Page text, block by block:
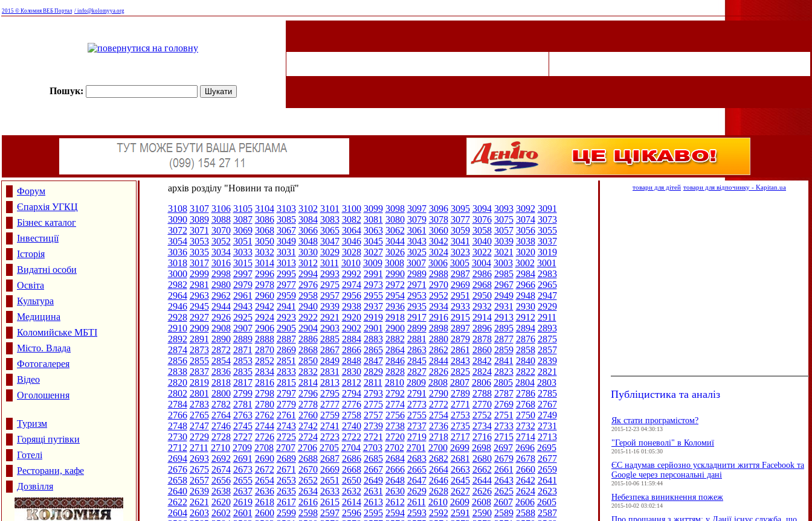
2015 © Коломия ВЕБ Портал / info@kolomyya.org
Пошук:
Форум
Єпархія УГКЦ
Бізнес каталог
Інвестиції
Історія
Видатні особи
Освіта
Культура
Медицина
Коломийське МБТІ
Місто. Влада
Фотогалерея
Відео
Оголошення
Туризм
Горящі путівки
Готелі
Ресторани, кафе
Дозвілля
архів розділу "Новини та події"
3108 3107 3106 3105 3104 3103 3102 3101 3100 3099 3098 3097 3096 3095 3094 3093 3092 3091
3090 3089 3088 3087 3086 3085 3084 3083 3082 3081 3080 3079 3078 3077 3076 3075 3074 3073
3072 3071 3070 3069 3068 3067 3066 3065 3064 3063 3062 3061 3060 3059 3058 3057 3056 3055
3054 3053 3052 3051 3050 3049 3048 3047 3046 3045 3044 3043 3042 3041 3040 3039 3038 3037
3036 3035 3034 3033 3032 3031 3030 3029 3028 3027 3026 3025 3024 3023 3022 3021 3020 3019
3018 3017 3016 3015 3014 3013 3012 3011 3010 3009 3008 3007 3006 3005 3004 3003 3002 3001
3000 2999 2998 2997 2996 2995 2994 2993 2992 2991 2990 2989 2988 2987 2986 2985 2984 2983
2982 2981 2980 2979 2978 2977 2976 2975 2974 2973 2972 2971 2970 2969 2968 2967 2966 2965
2964 2963 2962 2961 2960 2959 2958 2957 2956 2955 2954 2953 2952 2951 2950 2949 2948 2947
2946 2945 2944 2943 2942 2941 2940 2939 2938 2937 2936 2935 2934 2933 2932 2931 2930 2929
2928 2927 2926 2925 2924 2923 2922 2921 2920 2919 2918 2917 2916 2915 2914 2913 2912 2911
2910 2909 2908 2907 2906 2905 2904 2903 2902 2901 2900 2899 2898 2897 2896 2895 2894 2893
2892 2891 2890 2889 2888 2887 2886 2885 2884 2883 2882 2881 2880 2879 2878 2877 2876 2875
2874 2873 2872 2871 2870 2869 2868 2867 2866 2865 2864 2863 2862 2861 2860 2859 2858 2857
2856 2855 2854 2853 2852 2851 2850 2849 2848 2847 2846 2845 2844 2843 2842 2841 2840 2839
2838 2837 2836 2835 2834 2833 2832 2831 2830 2829 2828 2827 2826 2825 2824 2823 2822 2821
2820 2819 2818 2817 2816 2815 2814 2813 2812 2811 2810 2809 2808 2807 2806 2805 2804 2803
2802 2801 2800 2799 2798 2797 2796 2795 2794 2793 2792 2791 2790 2789 2788 2787 2786 2785
2784 2783 2782 2781 2780 2779 2778 2777 2776 2775 2774 2773 2772 2771 2770 2769 2768 2767
2766 2765 2764 2763 2762 2761 2760 2759 2758 2757 2756 2755 2754 2753 2752 2751 2750 2749
2748 2747 2746 2745 2744 2743 2742 2741 2740 2739 2738 2737 2736 2735 2734 2733 2732 2731
2730 2729 2728 2727 2726 2725 2724 2723 2722 2721 2720 2719 2718 2717 2716 2715 2714 2713
2712 2711 2710 2709 2708 2707 2706 2705 2704 2703 2702 2701 2700 2699 2698 2697 2696 2695
2694 2693 2692 2691 2690 2689 2688 2687 2686 2685 2684 2683 2682 2681 2680 2679 2678 2677
2676 2675 2674 2673 2672 2671 2670 2669 2668 2667 2666 2665 2664 2663 2662 2661 2660 2659
2658 2657 2656 2655 2654 2653 2652 2651 2650 2649 2648 2647 2646 2645 2644 2643 2642 2641
2640 2639 2638 2637 2636 2635 2634 2633 2632 2631 2630 2629 2628 2627 2626 2625 2624 2623
2622 2621 2620 2619 2618 2617 2616 2615 2614 2613 2612 2611 2610 2609 2608 2607 2606 2605
2604 2603 2602 2601 2600 2599 2598 2597 2596 2595 2594 2593 2592 2591 2590 2589 2588 2587
товари для дітей товари для відпочинку - Kapitan.ua
Публіцистика та аналіз
Як стати програмістом?
2015-12-23 04:30:13
"Герой поневолі" в Коломиї
2015-11-16 01:05:30
ЄC надумав серйозно ускладнити життя Facebook та
Google через персональні дані
2015-10-06 11:59:44
Небезпека виникнення пожеж
2015-10-02 03:02:14